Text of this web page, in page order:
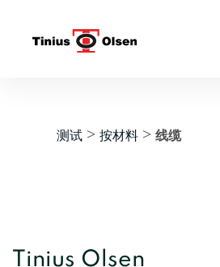
测试 > 按材料 > 线缆
Tinius Olsen